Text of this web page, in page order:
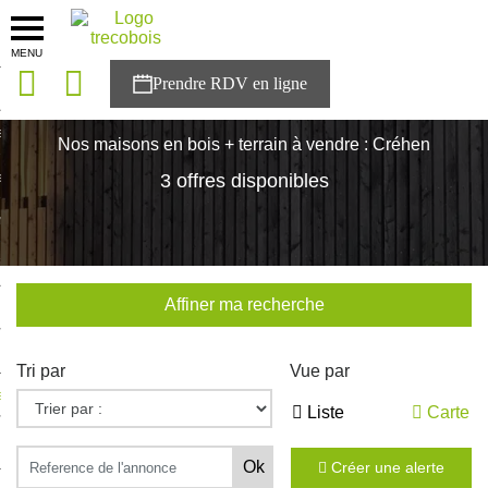
MENU
solutions
Trecobois
à NESTOR
Nos maisons en bois + terrain à vendre : Créhen
3 offres disponibles
Affiner ma recherche
Tri par Vue par
Liste Carte
Créer une alerte